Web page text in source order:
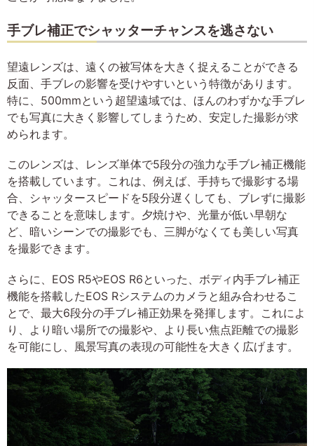
手ブレ補正でシャッターチャンスを逃さない
望遠レンズは、遠くの被写体を大きく捉えることができる
反面、手ブレの影響を受けやすいという特徴があります。
特に、500mmという超望遠域では、ほんのわずかな手ブレ
でも写真に大きく影響してしまうため、安定した撮影が求
められます。
このレンズは、レンズ単体で5段分の強力な手ブレ補正機能
を搭載しています。これは、例えば、手持ちで撮影する場
合、シャッタースピードを5段分遅くしても、ブレずに撮影
できることを意味します。夕焼けや、光量が低い早朝な
ど、暗いシーンでの撮影でも、三脚がなくても美しい写真
を撮影できます。
さらに、EOS R5やEOS R6といった、ボディ内手ブレ補正
機能を搭載したEOS Rシステムのカメラと組み合わせるこ
とで、最大6段分の手ブレ補正効果を発揮します。これによ
り、より暗い場所での撮影や、より長い焦点距離での撮影
を可能にし、風景写真の表現の可能性を大きく広げます。